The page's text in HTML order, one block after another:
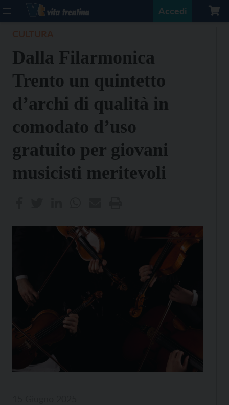
Accedi
Dalla Filarmonica
Trento un quintetto
d’archi di qualità in
comodato d’uso
gratuito per giovani
musicisti meritevoli